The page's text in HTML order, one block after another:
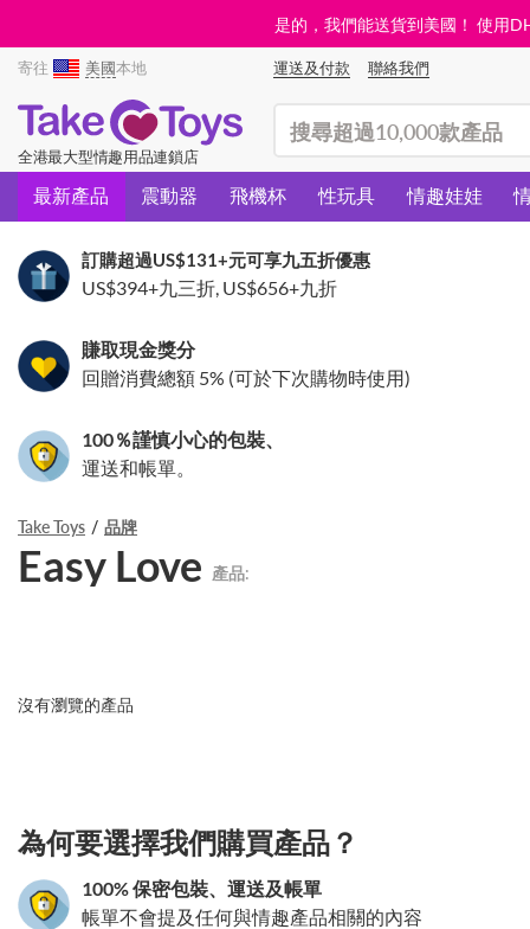
是的，我們能送貨到美國！ 使用
寄往 美國本地 運送及付款 聯絡我們
全港最大型情趣用品連鎖店
最新產品 震動器 飛機杯 性玩具 情趣娃娃
訂購超過US$131+元可享九五折優惠
US$394+九三折, US$656+九折
賺取現金獎分
回贈消費總額 5% (可於下次購物時使用)
100％謹慎小心的包裝、
運送和帳單。
Take Toys 品牌
Easy Love 產品:
沒有瀏覽的產品
為何要選擇我們購買產品？
100% 保密包裝、運送及帳單
帳單不會提及任何與情趣產品相關的內容